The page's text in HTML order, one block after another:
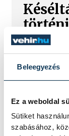
Beleegyezés
Ez a weboldal
Sütiket
szabásához,
Mártha
adott
aki
blokkok